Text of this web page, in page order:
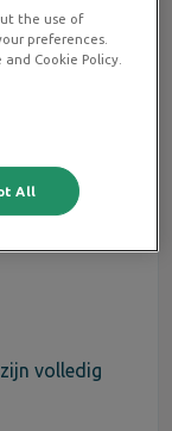
een vaste
volledig
the use of
preferences.
Cookie Policy.
All